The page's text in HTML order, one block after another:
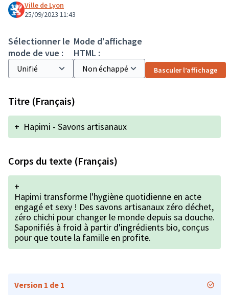
Ville de Lyon
25/09/2023 11:43
Sélectionner le
mode de vue :
Mode d'affichage
HTML :
Basculer l’affichage
Titre (Français)
+ Hapimi - Savons artisanaux
Corps du texte (Français)
+
Hapimi transforme l'hygiène quotidienne en acte
engagé et sexy ! Des savons artisanaux zéro déchet,
zéro chichi pour changer le monde depuis sa douche.
Saponifiés à froid à partir d'ingrédients bio, conçus
pour que toute la famille en profite.
Version 1 de 1